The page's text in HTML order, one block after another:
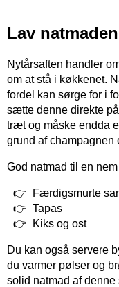
Lav
Nytårsaften handler
om at stå i køkkenet.
fordel kan sørge for i
sætte denne direkte
træt og måske endda
grund af
God natmad til en
Færdigsmurte
Tapas
Kiks og ost
Du kan også servere
du varmer pølser og
solid natmad af denne